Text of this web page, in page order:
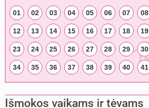
01 02 03 04 05 06 07 08
12 13 14 15 16 17 18 19
23 24 25 26 27 28 29 30
34 35 36 37 38 39 40 41
Išmokos vaikams ir tėvams